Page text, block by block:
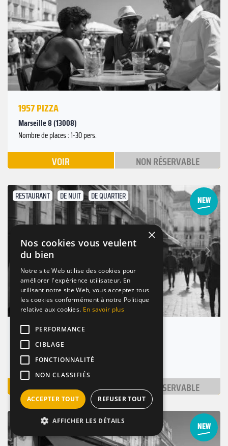
Précédent
Suivant
1957 PIZZA
Marseille 8 (13008)
Nombre de places : 1-30 pers.
VOIR NON RÉSERVABLE
RESTAURANT DE NUIT DE QUARTIER
Précédent
Suivant
Cantine La Roquette
Marseille 7 (13007)
Nombre de places : 1-30 pers.
VOIR NON RÉSERVABLE
BAR / RESTAURANT DE NUIT VINS
×
Nos cookies vous veulent
du bien
Notre site Web utilise des cookies pour
améliorer l'expérience utilisateur. En
utilisant notre site Web, vous acceptez tous
les cookies conformément à notre Politique
relative aux cookies. En savoir plus
PERFORMANCE
CIBLAGE
FONCTIONNALITÉ
NON CLASSIFIÉS
ACCEPTER TOUT REFUSER TOUT
AFFICHER LES DÉTAILS